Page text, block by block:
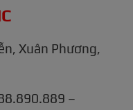
Xuân Phương,
–